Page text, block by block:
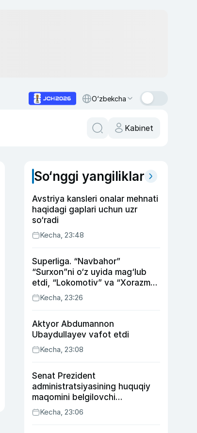
O‘zbekcha
Kabinet
So‘nggi yangiliklar
Avstriya kansleri onalar mehnati
haqidagi gaplari uchun uzr
so‘radi
Kecha, 23:48
Superliga. “Navbahor”
“Surxon”ni o‘z uyida mag‘lub
etdi, “Lokomotiv” va “Xorazm”
uyda g‘alaba qozondi
Kecha, 23:26
Aktyor Abdu­mannon
Ubaydullayev vafot etdi
Kecha, 23:08
Senat Prezident
administratsiyasining huquqiy
maqomini belgilovchi
konstitutsiyaviy qonunni
ma’qulladi
Kecha, 23:06